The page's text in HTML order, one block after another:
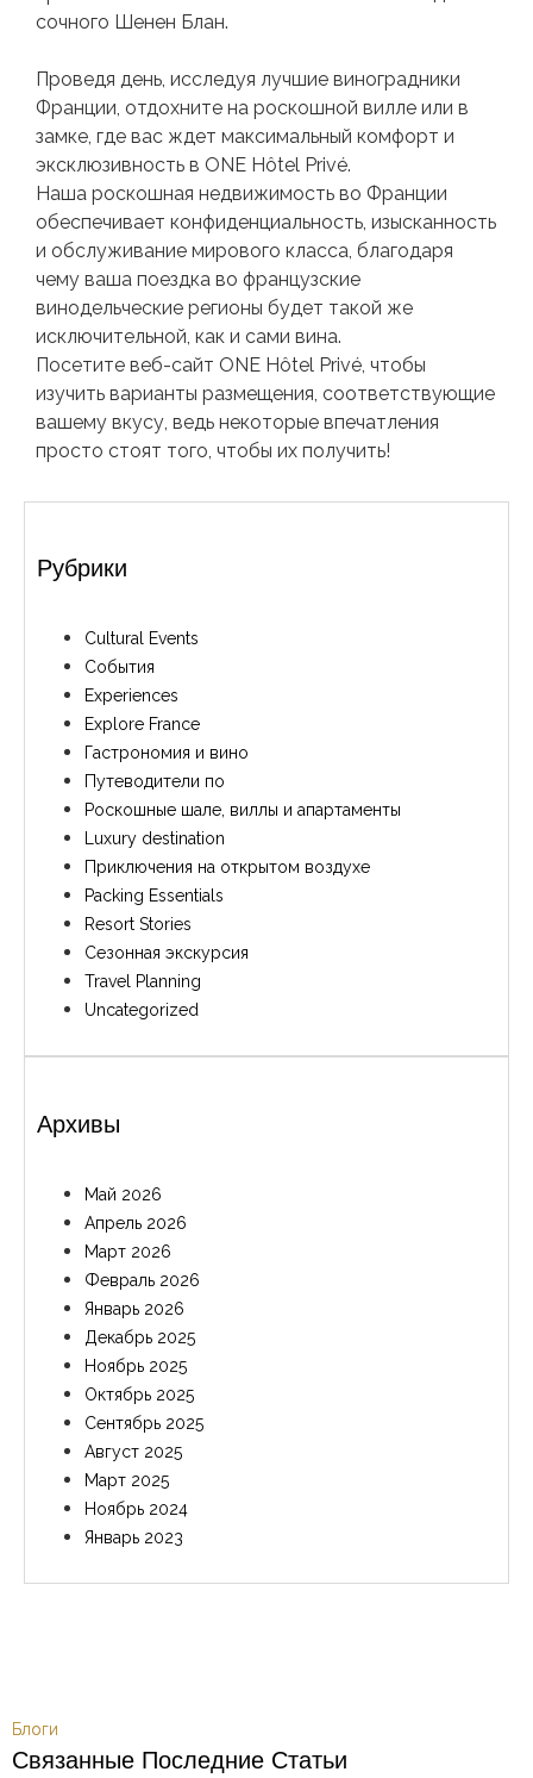
сочного Шенен Блан.
Проведя день, исследуя лучшие виноградники
Франции, отдохните на роскошной вилле или в
замке, где вас ждет максимальный комфорт и
эксклюзивность в ONE Hôtel Privé.
Наша роскошная недвижимость во Франции
обеспечивает конфиденциальность, изысканность
и обслуживание мирового класса, благодаря
чему ваша поездка во французские
винодельческие регионы будет такой же
исключительной, как и сами вина.
Посетите веб-сайт ONE Hôtel Privé, чтобы
изучить варианты размещения, соответствующие
вашему вкусу, ведь некоторые впечатления
просто стоят того, чтобы их получить!
Рубрики
Cultural Events
События
Experiences
Explore France
Гастрономия и вино
Путеводители по
Роскошные шале, виллы и апартаменты
Luxury destination
Приключения на открытом воздухе
Packing Essentials
Resort Stories
Сезонная экскурсия
Travel Planning
Uncategorized
Архивы
Май 2026
Апрель 2026
Март 2026
Февраль 2026
Январь 2026
Декабрь 2025
Ноябрь 2025
Октябрь 2025
Сентябрь 2025
Август 2025
Март 2025
Ноябрь 2024
Январь 2023
Блоги
Связанные Последние Статьи